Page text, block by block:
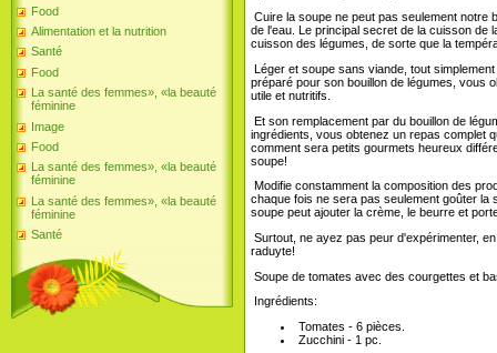
Food
Alimentation et la nutrition
Santé
Food
La santé des femmes», «la beauté
féminine
Image
Food
La santé des femmes», «la beauté
féminine
La santé des femmes», «la beauté
féminine
Santé
Cuire la soupe ne peut pas seulement notre
de l'eau. Le principal secret de la cuisson de
cuisson des légumes, de sorte que la
Léger et soupe sans viande, tout
préparé pour son bouillon de légumes, vous
utile et nutritifs.
Et son remplacement par du bouillon de
ingrédients, vous obtenez un repas complet
comment sera petits gourmets heureux
soupe!
Modifie constamment la composition des
chaque fois ne sera pas seulement goûter
soupe peut ajouter la crème, le beurre et
Surtout, ne ayez pas peur d'expérimenter,
raduyte!
Soupe de tomates avec des courgettes et
Ingrédients:
Tomates - 6 pièces.
Zucchini - 1 pc.